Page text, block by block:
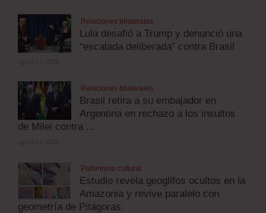
Relaciones bilaterales
Lula desafió a Trump y denunció una
“escalada deliberada” contra Brasil
Relaciones bilaterales
Brasil retira a su embajador en
Argentina en rechazo a los insultos
de Milei contra ...
Patrimonio cultural
Estudio revela geoglifos ocultos en la
Amazonia y revive paralelo con
geometría de Pitágoras